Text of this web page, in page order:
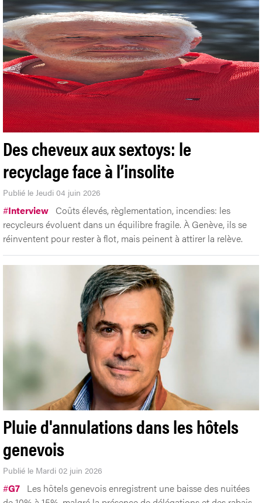
Des cheveux aux sextoys: le
recyclage face à l’insolite
Publié le Jeudi 04 juin 2026
#Interview Coûts élevés, règlementation, incendies: les
recycleurs évoluent dans un équilibre fragile. À Genève, ils se
réinventent pour rester à flot, mais peinent à attirer la relève.
Pluie d'annulations dans les hôtels
genevois
Publié le Mardi 02 juin 2026
#G7 Les hôtels genevois enregistrent une baisse des nuitées